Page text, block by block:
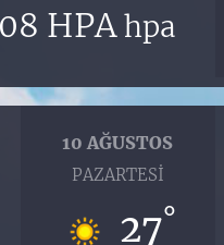
HPAhpa
10 AĞUSTOS
PAZARTESI
27°